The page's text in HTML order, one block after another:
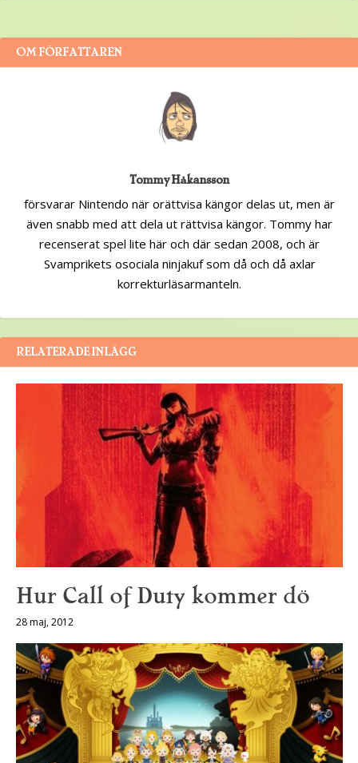
OM FÖRFATTAREN
Tommy Håkansson
försvarar Nintendo när orättvisa kängor delas ut, men är
även snabb med att dela ut rättvisa kängor. Tommy har
recenserat spel lite här och där sedan 2008, och är
Svamprikets osociala ninjakuf som då och då axlar
korrekturläsarmanteln.
RELATERADE INLÄGG
Hur Call of Duty kommer dö
28 maj, 2012